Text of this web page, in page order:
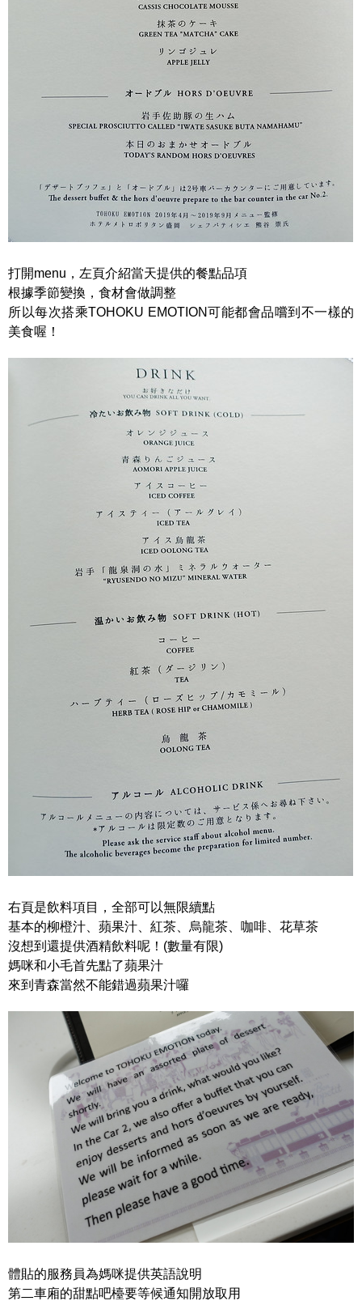
打開menu，左頁介紹當天提供的餐點品項
根據季節變換，食材會做調整
所以每次搭乘TOHOKU EMOTION可能都會品嚐到不一樣的
美食喔！
右頁是飲料項目，全部可以無限續點
基本的柳橙汁、蘋果汁、紅茶、烏龍茶、咖啡、花草茶
沒想到還提供酒精飲料呢！(數量有限)
媽咪和小毛首先點了蘋果汁
來到青森當然不能錯過蘋果汁囉
體貼的服務員為媽咪提供英語說明
第二車廂的甜點吧檯要等候通知開放取用